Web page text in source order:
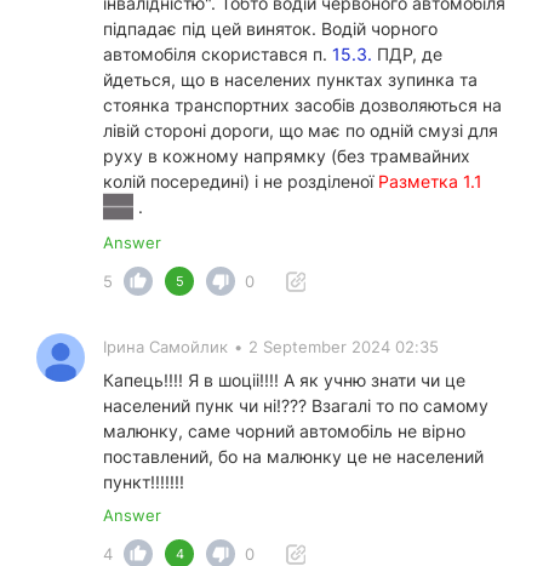
підпадає під цей виняток. Водій чорного
автомобіля скористався п. 15.3. ПДР, де
йдеться, що в населених пунктах зупинка та
стоянка транспортних засобів дозволяються на
лівій стороні дороги, що має по одній смузі для
руху в кожному напрямку (без трамвайних
колій посередині) і не розділеної Разметка 1.1
.
Answer
5
5 0
Ірина Самойлик • 2 September 2024 02:35
Капець!!!! Я в шоціі!!!! А як учню знати чи це
населений пунк чи ні!??? Взагалі то по самому
малюнку, саме чорний автомобіль не вірно
поставлений, бо на малюнку це не населений
пункт!!!!!!!
Answer
4
4 0